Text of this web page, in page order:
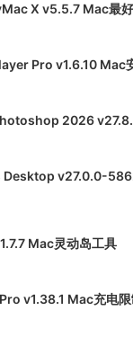
X v5.5.7 Mac最
Pro v1.6.10 Mac
2026
Desktop v27.0.0-
Mac灵动岛工具
v1.38.1 Mac充电限